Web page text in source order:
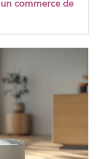
commerce de